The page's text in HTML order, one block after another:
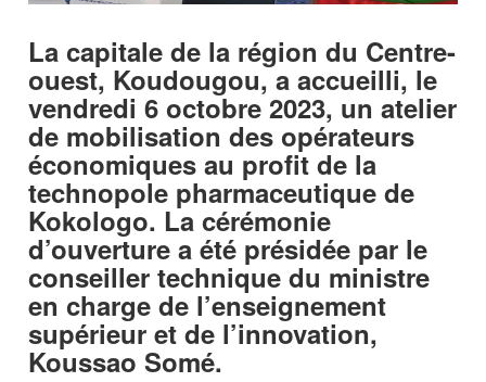
La capitale de la région du Centre-
ouest, Koudougou, a accueilli, le
vendredi 6 octobre 2023, un atelier
de mobilisation des opérateurs
économiques au profit de la
technopole pharmaceutique de
Kokologo. La cérémonie
d’ouverture a été présidée par le
conseiller technique du ministre
en charge de l’enseignement
supérieur et de l’innovation,
Koussao Somé.